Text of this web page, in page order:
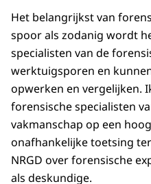
Het belangrijkst van
spoor als zodanig wordt
specialisten van de
werktuigsporen en
opwerken en vergelijken.
forensische specialisten
vakmanschap op een
onafhankelijke toetsing
NRGD over forensische
als deskundige.